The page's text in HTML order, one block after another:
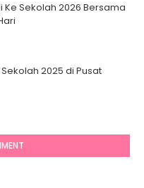
Sekolah 2026 Bersama
2025 di Pusat